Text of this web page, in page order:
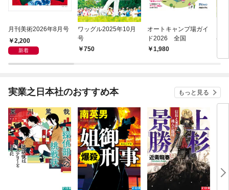
月刊美術2026年8月号
2,200
新着
ワッグル2025年10月
号
750
オートキャンプ場ガイ
ド2026 全国
1,980
ペ
～
実業之日本社のおすすめ本 もっと見る